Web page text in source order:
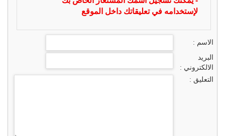
لإستخدامه في تعليقاتك داخل الموقع
الاسم :
البريد
الالكتروني :
التعليق :